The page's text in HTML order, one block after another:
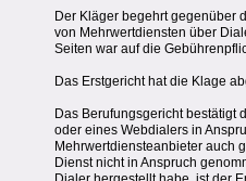
Der Kläger begehrt gegenüber
von Mehrwertdiensten über
Seiten war auf die
Das Erstgericht hat die Klage
Das Berufungsgericht bestätigt
oder eines Webdialers in
Mehrwertdiensteanbieter auch
Dienst nicht in Anspruch